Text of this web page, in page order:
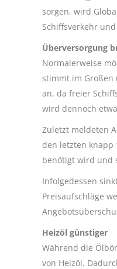
sorgen, wird
Schiffsverkehr
Überversorgung
Normalerweise
stimmt im Großen
an, da freier
wird dennoch
Zuletzt meldeten
den letzten knapp
benötigt wird und
Infolgedessen
Preisaufschläge
Heizöl günstiger
Während die
von Heizöl.